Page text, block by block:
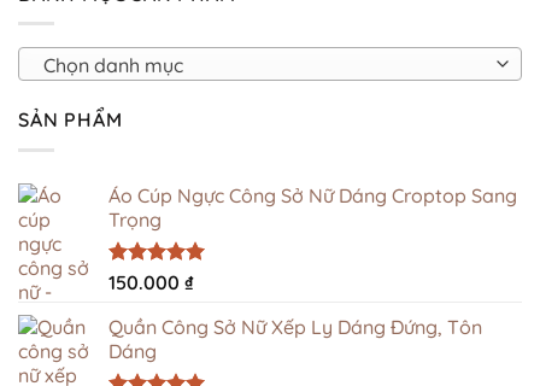
Chọn danh mục
SẢN PHẨM
Áo Cúp Ngực Công Sở Nữ Dáng Croptop Sang
Trọng
Được xếp
5 sao
150.000 ₫
Quần Công Sở Nữ Xếp Ly Dáng Đứng, Tôn
Dáng